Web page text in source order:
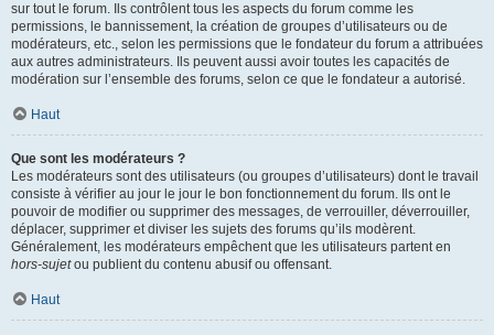
sur tout le forum. Ils contrôlent tous les aspects du forum comme les
permissions, le bannissement, la création de groupes d’utilisateurs ou de
modérateurs, etc., selon les permissions que le fondateur du forum a attribuées
aux autres administrateurs. Ils peuvent aussi avoir toutes les capacités de
modération sur l’ensemble des forums, selon ce que le fondateur a autorisé.
Haut
Que sont les modérateurs ?
Les modérateurs sont des utilisateurs (ou groupes d’utilisateurs) dont le travail
consiste à vérifier au jour le jour le bon fonctionnement du forum. Ils ont le
pouvoir de modifier ou supprimer des messages, de verrouiller, déverrouiller,
déplacer, supprimer et diviser les sujets des forums qu’ils modèrent.
Généralement, les modérateurs empêchent que les utilisateurs partent en
hors-sujetou publient du contenu abusif ou offensant.
Haut